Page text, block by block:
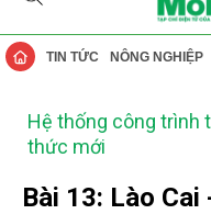
TIN TỨC NÔNG NGHIỆP
Hệ thống công trình
thức mới
Bài 13: Lào